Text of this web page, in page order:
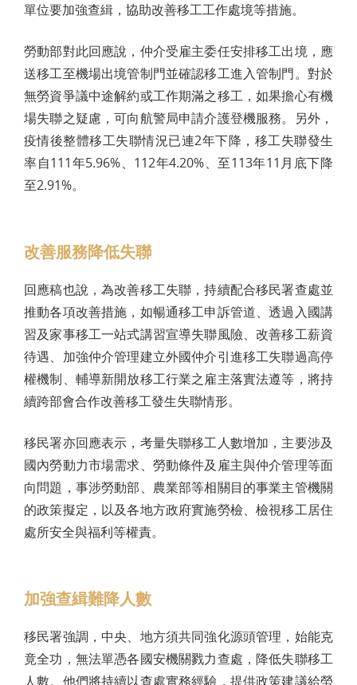
單位要加強查緝，協助改善移工工作處境等措施。
勞動部對此回應說，仲介受雇主委任安排移工出境，應
送移工至機場出境管制門並確認移工進入管制門。對於
無勞資爭議中途解約或工作期滿之移工，如果擔心有機
場失聯之疑慮，可向航警局申請介護登機服務。另外，
疫情後整體移工失聯情況已連2年下降，移工失聯發生
率自111年5.96%、112年4.20%、至113年11月底下降
至2.91%。
改善服務降低失聯
回應稿也說，為改善移工失聯，持續配合移民署查處並
推動各項改善措施，如暢通移工申訴管道、透過入國講
習及家事移工一站式講習宣導失聯風險、改善移工薪資
待遇、加強仲介管理建立外國仲介引進移工失聯過高停
權機制、輔導新開放移工行業之雇主落實法遵等，將持
續跨部會合作改善移工發生失聯情形。
移民署亦回應表示，考量失聯移工人數增加，主要涉及
國內勞動力市場需求、勞動條件及雇主與仲介管理等面
向問題，事涉勞動部、農業部等相關目的事業主管機關
的政策擬定，以及各地方政府實施勞檢、檢視移工居住
處所安全與福利等權責。
加強查緝難降人數
移民署強調，中央、地方須共同強化源頭管理，始能克
竟全功，無法單憑各國安機關戮力查處，降低失聯移工
人數。他們將持續以查處實務經驗，提供政策建議給勞